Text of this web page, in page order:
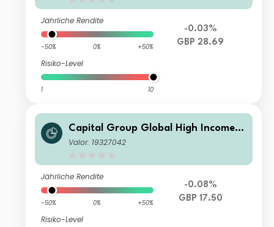
Jährliche Rendite
-50% 0% +50%
Risiko-Level
1 10
-0.03%
GBP 28.69
Capital Group Global High Income
Opportunities (LUX) Zgd
Valor: 19327042
Jährliche Rendite
-50% 0% +50%
Risiko-Level
-0.08%
GBP 17.50